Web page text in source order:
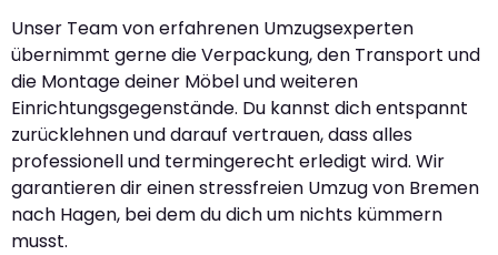
Unser Team von erfahrenen Umzugsexperten
übernimmt gerne die Verpackung, den Transport und
die Montage deiner Möbel und weiteren
Einrichtungsgegenstände. Du kannst dich entspannt
zurücklehnen und darauf vertrauen, dass alles
professionell und termingerecht erledigt wird. Wir
garantieren dir einen stressfreien Umzug von Bremen
nach Hagen, bei dem du dich um nichts kümmern
musst.